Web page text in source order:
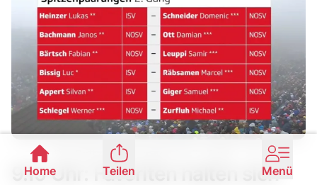
Die Spitzenpaarungen im 2. Gang. - srf
9.15 Uhr: Favoriten halten sich
Home Teilen Menü